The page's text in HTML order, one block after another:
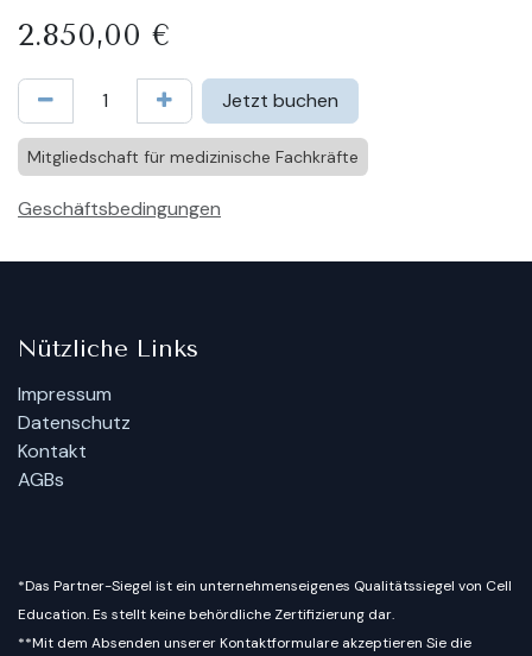
2.850,00 €
Jetzt buchen
Mitgliedschaft für medizinische Fachkräfte
Geschäftsbedingungen
Nützliche Links
Impressum
Datenschutz
Kontakt
AGBs
*Das Partner-Siegel ist ein unternehmenseigenes Qualitätssiegel von Cell
Education. Es stellt keine behördliche Zertifizierung dar.
**Mit dem Absenden unserer Kontaktformulare akzeptieren Sie die